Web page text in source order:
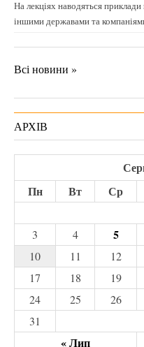
На лекціях наводяться
іншими державами та
Всі новини »
АРХІВ
Пн
Вт Ср
« Лип
3
4 5
10
11 12
17
18 19
24
25 26
31